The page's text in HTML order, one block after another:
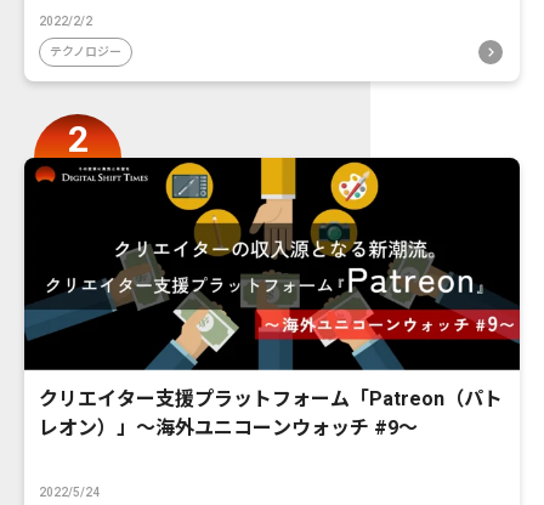
2022/2/2
テクノロジー
クリエイター支援プラットフォーム「Patreon（パト
レオン）」〜海外ユニコーンウォッチ #9〜
2022/5/24